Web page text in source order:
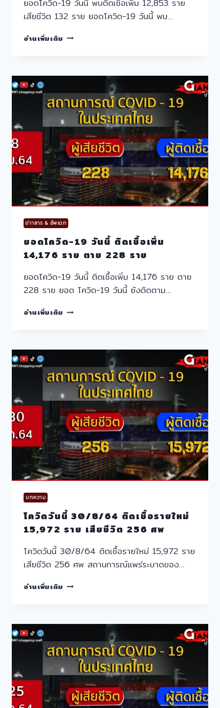
เสียชีวิต 132 ราย ยอดโควิด-19 วันนี้ พบ…
อ่านเพิ่มเติม ยอด
นี้
ติด
เชื้อ
เพิ่ม
12,853
ราย
เสีย
ชีวิต
132
ราย
ข่าาสาร & อัพเดท
ยอดโควิด-19 วันนี้ ติดเชื้อเพิ่ม
14,176 ราย ตาย 228 ราย
ยอดโควิด-19 วันนี้ ติดเชื้อเพิ่ม 14,176 ราย ตาย
228 ราย ยอด โควิด-19 วันนี้ ยังติดตาม…
อ่านเพิ่มเติม ยอด
นี้
เชื้อ
เพิ่ม
14,176
ราย
ตาย
228
ราย
บทความ
โควิดวันนี้ 30/8/64 ติดเชื้อรายใหม่
15,972 ราย เสียชีวิต 256 ศพ
โควิดวันนี้ 30/8/64 ติดเชื้อรายใหม่ 15,972 ราย
เสียชีวิต 256 ศพ สถานการณ์แพร่ระบาดของ…
อ่านเพิ่มเติม โค
30/8/64
เชื้อ
ราย
ใหม่
15,972
ราย
เสีย